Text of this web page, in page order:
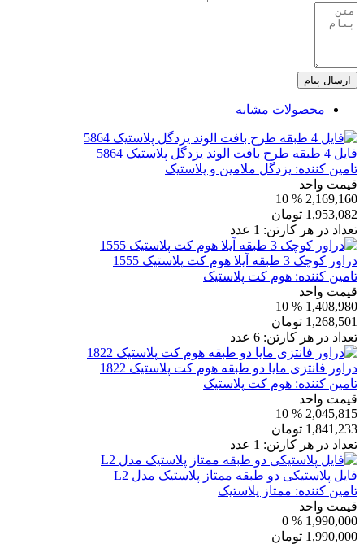
ارسال پیام
محصولات مشابه
فایل 4 طبقه طرح بافت الوند یزدگل پلاستیک 5864
تامین کننده: یزدگل ملامین و پلاستیک
قیمت واحد
2,169,160
% 10
1,953,082 تومان
تعداد در هر کارتن: 1 عدد
دراور کوچک 3 طبقه آیلا هوم کت پلاستیک 1555
تامین کننده: هوم کت پلاستیک
قیمت واحد
1,408,980
% 10
1,268,501 تومان
تعداد در هر کارتن: 6 عدد
دراور فانتزی مایا دو طبقه هوم کت پلاستیک 1822
تامین کننده: هوم کت پلاستیک
قیمت واحد
2,045,815
% 10
1,841,233 تومان
تعداد در هر کارتن: 1 عدد
فایل پلاستیکی دو طبقه ممتاز پلاستیک مدل L2
تامین کننده: ممتاز پلاستیک
قیمت واحد
1,990,000
% 0
1,990,000 تومان